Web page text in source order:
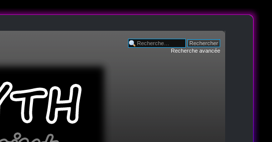
Recherche avancée